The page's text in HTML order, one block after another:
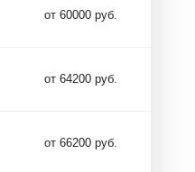
от 60000 руб.
от 64200 руб.
от 66200 руб.